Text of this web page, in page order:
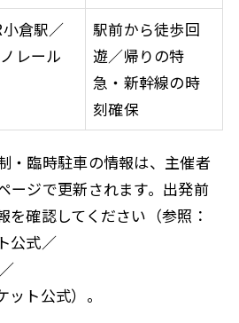
小倉駅／
レール
駅前から徒歩回
遊／帰りの特
急・新幹線の時
刻確保
・臨時駐車の情報は、主催者
ージで更新されます。出発前
を確認してください（参照：
公式／
ト公式）。